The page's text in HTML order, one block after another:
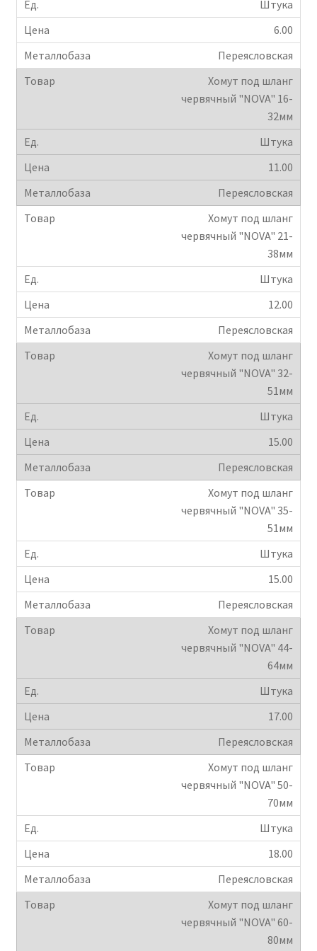
Крепеж
Расходные материалы
Хозтовары
Заказ
Штука
6.00
Переясловская
Хомут под шланг
червячный "NOVA" 16-
32мм
Штука
11.00
Переясловская
Хомут под шланг
червячный "NOVA" 21-
38мм
Штука
12.00
Переясловская
Хомут под шланг
червячный "NOVA" 32-
51мм
Штука
15.00
Переясловская
Хомут под шланг
червячный "NOVA" 35-
51мм
Штука
15.00
Переясловская
Хомут под шланг
червячный "NOVA" 44-
64мм
Штука
17.00
Переясловская
Хомут под шланг
червячный "NOVA" 50-
70мм
Штука
18.00
Переясловская
Хомут под шланг
червячный "NOVA" 60-
80мм